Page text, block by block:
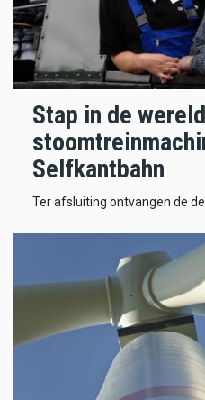
Stap in de
Selfkantbahn
Ter afsluiting ontvangen de